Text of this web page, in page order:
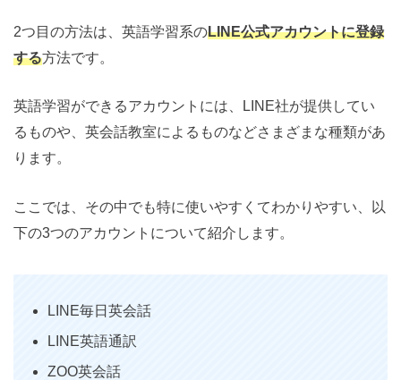
2つ目の方法は、英語学習系のLINE公式アカウントに登録
する方法です。
英語学習ができるアカウントには、LINE社が提供してい
るものや、英会話教室によるものなどさまざまな種類があ
ります。
ここでは、その中でも特に使いやすくてわかりやすい、以
下の3つのアカウントについて紹介します。
LINE毎日英会話
LINE英語通訳
ZOO英会話